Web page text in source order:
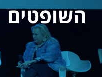
השופטים